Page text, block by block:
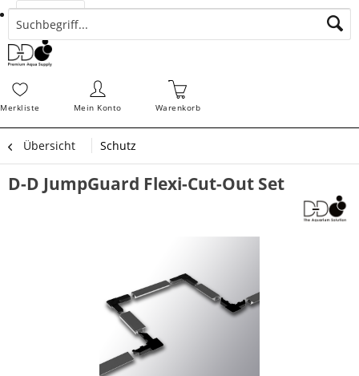
Suchen
Merkliste Mein Konto
Bestellungen Schnellerfassung
Warenkorb
Übersicht Schutz
D-D JumpGuard Flexi-Cut-Out Set